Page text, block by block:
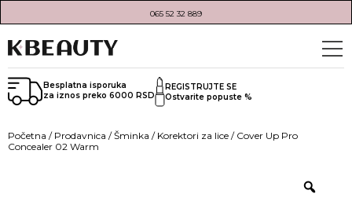
065 52 32 889
Besplatna isporuka
za iznos preko 6000 RSD
REGISTRUJTE SE
Ostvarite popuste %
Početna / Prodavnica /Šminka / Korektori za lice / Cover Up Pro
Concealer 02 Warm